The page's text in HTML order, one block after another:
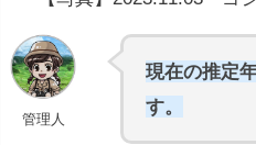
管理人
現在の推定
す。